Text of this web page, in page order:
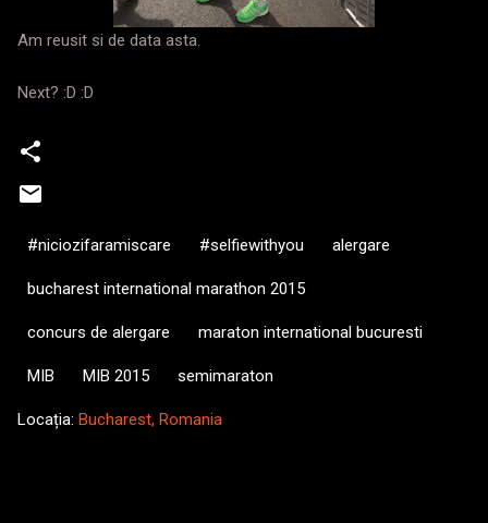
Am reusit si de data asta.
Next? :D :D
#niciozifaramiscare #selfiewithyou alergare
bucharest international marathon 2015
concurs de alergare maraton international bucuresti
MIB MIB 2015 semimaraton
Locația: Bucharest, Romania